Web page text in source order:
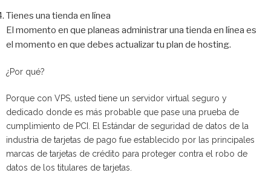
Tienes una tienda en línea
El momento en que planeas administrar una tienda en línea es
el momento en que debes actualizar tu plan de hosting.
¿Por qué?
Porque con VPS, usted tiene un servidor virtual seguro y
dedicado donde es más probable que pase una prueba de
cumplimiento de PCI. El Estándar de seguridad de datos de la
industria de tarjetas de pago fue establecido por las principales
marcas de tarjetas de crédito para proteger contra el robo de
datos de los titulares de tarjetas.